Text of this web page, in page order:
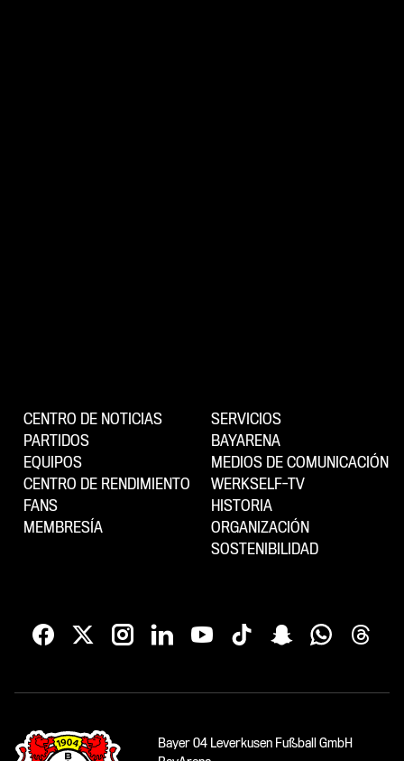
CENTRO DE NOTICIAS
PARTIDOS
EQUIPOS
CENTRO DE RENDIMIENTO
FANS
MEMBRESÍA
SERVICIOS
BAYARENA
MEDIOS DE COMUNICACIÓN
WERKSELF-TV
HISTORIA
ORGANIZACIÓN
SOSTENIBILIDAD
Bayer 04 Leverkusen Fußball GmbH